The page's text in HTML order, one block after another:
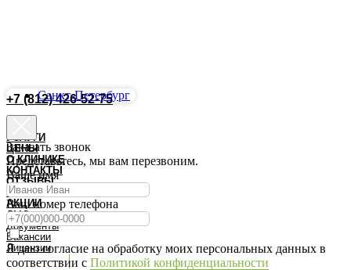
+7 (812) 426-52-75
Запись Онлайн
УСЛУГИ
ЦЕНЫ
О КЛИНИКЕ
КОНТАКТЫ
ОТЗЫВЫ
ВРАЧИ
АКЦИИ
ДМС
Документы
Вакансии
Лицензии
Санкт-Петербург
Заказать звонок
Представьтесь, мы вам перезвоним.
Ваше имя
Ваш номер телефона
Я даю согласие на обработку моих персональных данных в
соответствии с Политикой конфиденциальности